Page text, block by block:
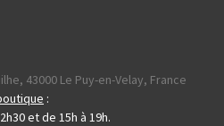
43000 Le Puy-en-Velay, France
:
et de 15h à 19h.